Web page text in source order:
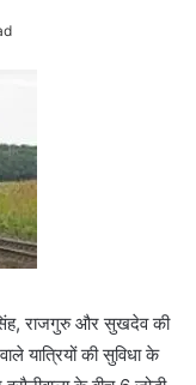
राजगुरु और सुखदेव की
यात्रियों की सुविधा के